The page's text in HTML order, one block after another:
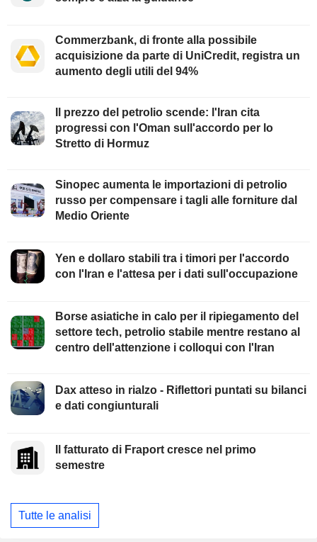
Commerzbank, di fronte alla possibile
acquisizione da parte di UniCredit, registra un
aumento degli utili del 94%
Il prezzo del petrolio scende: l'Iran cita
progressi con l'Oman sull'accordo per lo
Stretto di Hormuz
Sinopec aumenta le importazioni di petrolio
russo per compensare i tagli alle forniture dal
Medio Oriente
Yen e dollaro stabili tra i timori per l'accordo
con l'Iran e l'attesa per i dati sull'occupazione
Borse asiatiche in calo per il ripiegamento del
settore tech, petrolio stabile mentre restano al
centro dell'attenzione i colloqui con l'Iran
Dax atteso in rialzo - Riflettori puntati su bilanci
e dati congiunturali
Il fatturato di Fraport cresce nel primo
semestre
Tutte le analisi